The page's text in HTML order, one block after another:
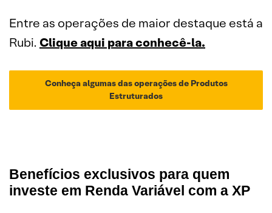
Entre as operações de maior destaque está a
Rubi.Clique aqui para conhecê-la.
Conheça algumas das operações de Produtos
Estruturados
Benefícios exclusivos para quem
investe em Renda Variável com a XP